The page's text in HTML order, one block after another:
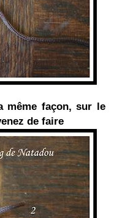
même façon, sur le
de faire